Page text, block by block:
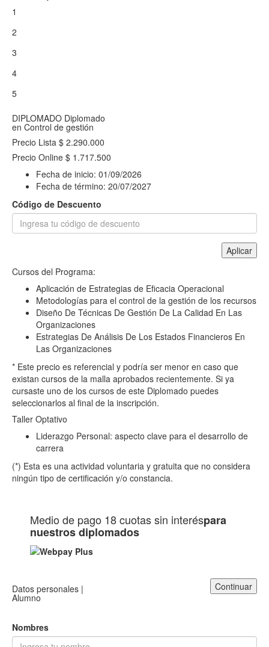
1
2
3
4
5
DIPLOMADO Diplomado
en Control de gestión
Precio Lista $ 2.290.000
Precio Online $ 1.717.500
Fecha de inicio: 01/09/2026
Fecha de término: 20/07/2027
Código de Descuento
Aplicar
Cursos del Programa:
Aplicación de Estrategias de Eficacia Operacional
Metodologías para el control de la gestión de los recursos
Diseño De Técnicas De Gestión De La Calidad En Las
Organizaciones
Estrategias De Análisis De Los Estados Financieros En
Las Organizaciones
* Este precio es referencial y podría ser menor en caso que
existan cursos de la malla aprobados recientemente. Si ya
cursaste uno de los cursos de este Diplomado puedes
seleccionarlos al final de la inscripción.
Taller Optativo
Liderazgo Personal: aspecto clave para el desarrollo de
carrera
(*) Esta es una actividad voluntaria y gratuita que no considera
ningún tipo de certificación y/o constancia.
Medio de pago 18 cuotas sin interéspara
nuestros diplomados
Continuar
Datos personales |
Alumno
Nombres